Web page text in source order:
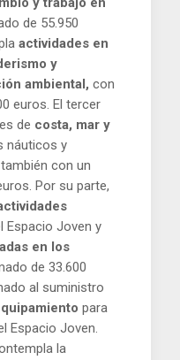
de 55.950
actividades en
y
ambiental, con
euros. El tercer
de costa, mar y
náuticos y
con un
Por su parte,
Espacio Joven y
en los
de 33.600
al suministro
para
Espacio Joven.
la